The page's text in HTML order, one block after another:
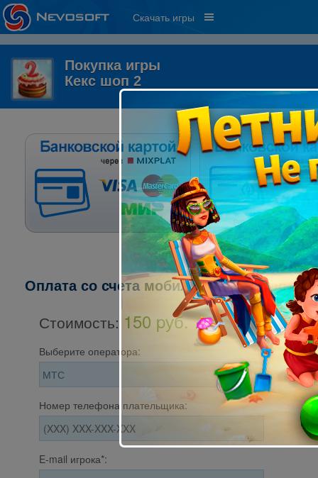
Скачать игры
Покупка игры
Кекс шоп 2
Оплата со счета мобильного телефона:
Стоимость: 150 pуб.
Выберите оператора:
Номер телефона плательщика:
E-mail игрока*: